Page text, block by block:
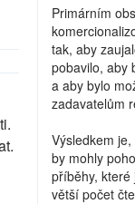
Primárním
tak, aby
pobavilo, aby
a aby bylo
zadavatelům
Výsledkem
by mohly
příběhy, které
větší počet